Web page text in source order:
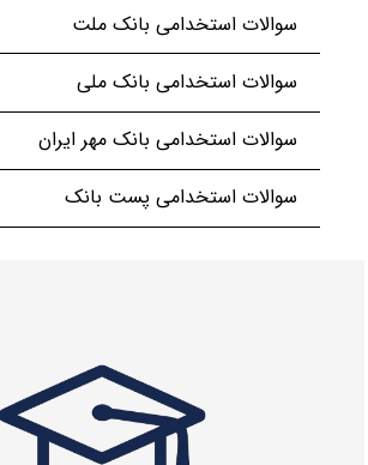
سوالات استخدامی بانک ملت
سوالات استخدامی بانک ملی
سوالات استخدامی بانک مهر ایران
سوالات استخدامی پست بانک